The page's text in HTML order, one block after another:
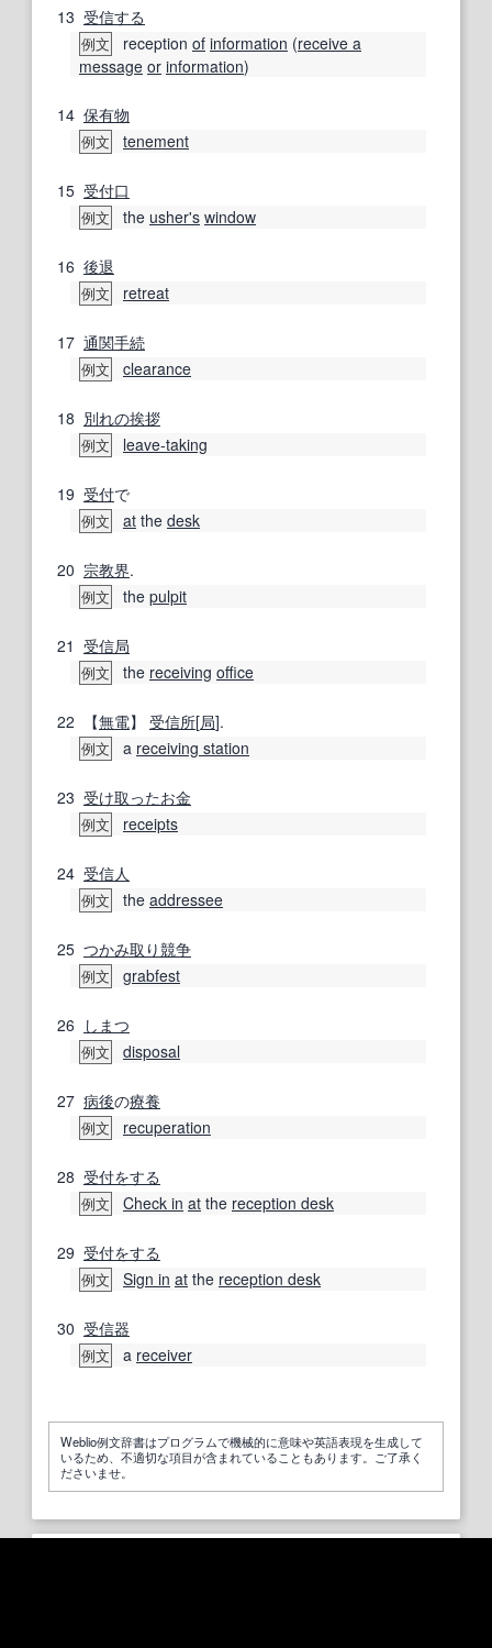
13 受信する
例文 reception of information (receive a
message or information)
14 保有物
例文 tenement
15 受付口
例文 the usher's window
16 後退
例文 retreat
17 通関手続
例文 clearance
18 別れの挨拶
例文 leave-taking
19 受付で
例文 at the desk
20 宗教界.
例文 the pulpit
21 受信局
例文 the receiving office
22 【無電】 受信所[局].
例文 a receiving station
23 受け取ったお金
例文 receipts
24 受信人
例文 the addressee
25 つかみ取り競争
例文 grabfest
26 しまつ
例文 disposal
27 病後の療養
例文 recuperation
28 受付をする
例文 Check in at the reception desk
29 受付をする
例文 Sign in at the reception desk
30 受信器
例文 a receiver
Weblio例文辞書はプログラムで機械的に意味や英語表現を生成して
いるため、不適切な項目が含まれていることもあります。ご了承く
ださいませ。